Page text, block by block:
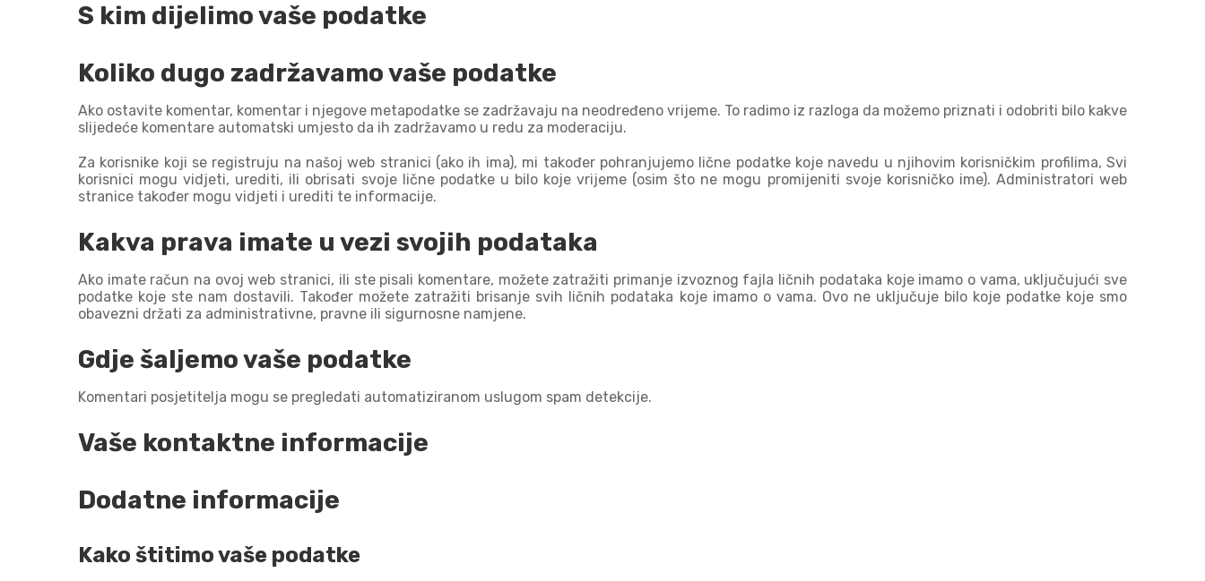
S kim dijelimo vaše podatke
Koliko dugo zadržavamo vaše podatke
Ako ostavite komentar, komentar i njegove metapodatke se zadržavaju na neodređeno vrijeme. To radimo iz razloga da možemo priznati i odobriti bilo kakve
slijedeće komentare automatski umjesto da ih zadržavamo u redu za moderaciju.
Za korisnike koji se registruju na našoj web stranici (ako ih ima), mi također pohranjujemo lične podatke koje navedu u njihovim korisničkim profilima, Svi
korisnici mogu vidjeti, urediti, ili obrisati svoje lične podatke u bilo koje vrijeme (osim što ne mogu promijeniti svoje korisničko ime). Administratori web
stranice također mogu vidjeti i urediti te informacije.
Kakva prava imate u vezi svojih podataka
Ako imate račun na ovoj web stranici, ili ste pisali komentare, možete zatražiti primanje izvoznog fajla ličnih podataka koje imamo o vama, uključujući sve
podatke koje ste nam dostavili. Također možete zatražiti brisanje svih ličnih podataka koje imamo o vama. Ovo ne uključuje bilo koje podatke koje smo
obavezni držati za administrativne, pravne ili sigurnosne namjene.
Gdje šaljemo vaše podatke
Komentari posjetitelja mogu se pregledati automatiziranom uslugom spam detekcije.
Vaše kontaktne informacije
Dodatne informacije
Kako štitimo vaše podatke